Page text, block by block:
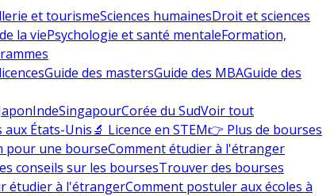
et tourismeSciences humainesDroit et sciences
la viePsychologie et santé mentaleFormation,
Guide des mastersGuide des MBAGuide des
IndeSingapourCorée du SudVoir tout
aux États-Unis🔬 Licence en STEM👉 Plus de bourses
pour une bourseComment étudier à l'étranger
conseils sur les boursesTrouver des bourses
étudier à l'étrangerComment postuler aux écoles à